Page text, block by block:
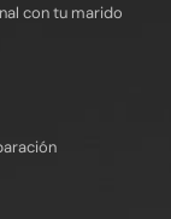
con tu marido